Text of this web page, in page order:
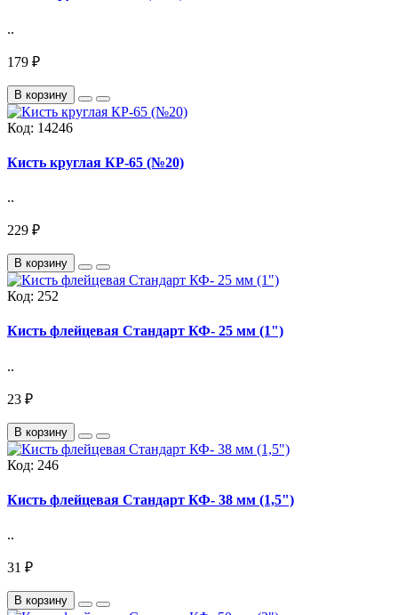
..
179 ₽
В корзину
Код: 14246
Кисть круглая КР-65 (№20)
..
229 ₽
В корзину
Код: 252
Кисть флейцевая Стандарт КФ- 25 мм (1")
..
23 ₽
В корзину
Код: 246
Кисть флейцевая Стандарт КФ- 38 мм (1,5")
..
31 ₽
В корзину